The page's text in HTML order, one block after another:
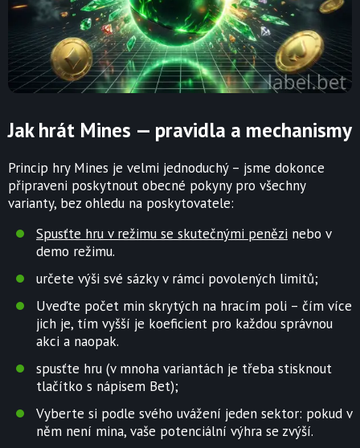
Jak hrát Mines — pravidla a mechanismy
Princip hry Mines je velmi jednoduchý – jsme dokonce
připraveni poskytnout obecné pokyny pro všechny
varianty, bez ohledu na poskytovatele:
Spusťte hru v režimu se skutečnými penězi nebo v
demo režimu.
určete výši své sázky v rámci povolených limitů;
Uveďte počet min skrytých na hracím poli – čím více
jich je, tím vyšší je koeficient pro každou správnou
akci a naopak.
spusťte hru (v mnoha variantách je třeba stisknout
tlačítko s nápisem Bet);
Vyberte si podle svého uvážení jeden sektor: pokud v
něm není mina, vaše potenciální výhra se zvýší.